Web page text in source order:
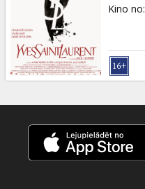
Kino no: